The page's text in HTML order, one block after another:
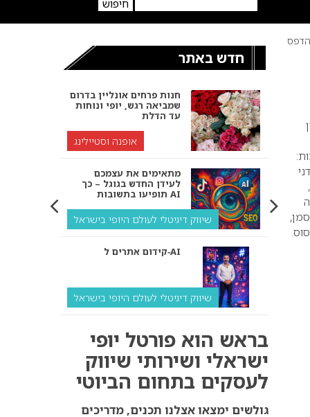
הדפס
חדש באתר
חנות פרחים אונליין בדרום
שמביאה רגש, יופי ונוחות
עד הדלת
אופנה וסטיילינג
מתאימים את עצמכם
לעידן החדש בגוגל – כך
תופיעו בתשובות AI
שיווק דיגיטלי לעולם היופי בישראל
קידום אתרים ל‑AI
שיווק דיגיטלי לעולם היופי בישראל
ולמה העסק שלך צריך
שיווק דיגיטלי לעסקים
קידום ל‑AI לעומת קידום
בראש הוא פורטל יופי
ישראלי ושירותי שיווק
לעסקים בתחום הביוטי
גולשים ימצאו אצלנו תכנים, מדריכים